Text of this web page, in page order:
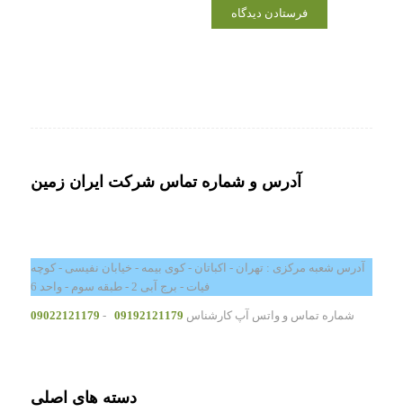
آدرس و شماره تماس شرکت ایران زمین
آدرس شعبه مرکزی : تهران - اکباتان - کوی بیمه - خیابان نفیسی - کوچه
فیات - برج آبی 2 - طبقه سوم - واحد 6
شماره تماس و واتس آپ کارشناس 09192121179
-
09022121179
دسته های اصلی